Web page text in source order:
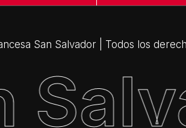
San Salvador | Todos los